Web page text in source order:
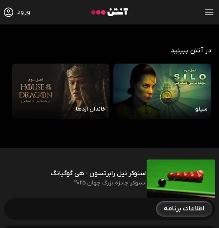
ورود
در آنتن ببینید
سیلو خاندان اژدها
اسنوکر نیل رابرتسون - هی گوگیانگ
اسنوکر جایزه بزرگ جهان 2025
اطلاعات برنامه